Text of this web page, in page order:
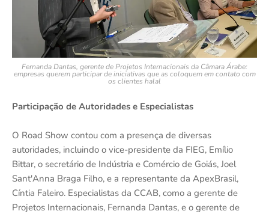
Fernanda Dantas, gerente de Projetos Internacionais da Câmara Árabe:
empresas querem participar de iniciativas que as coloquem em contato com
os clientes halal
Participação de Autoridades e Especialistas
O Road Show contou com a presença de diversas
autoridades, incluindo o vice-presidente da FIEG, Emílio
Bittar, o secretário de Indústria e Comércio de Goiás, Joel
Sant'Anna Braga Filho, e a representante da ApexBrasil,
Cíntia Faleiro. Especialistas da CCAB, como a gerente de
Projetos Internacionais, Fernanda Dantas, e o gerente de